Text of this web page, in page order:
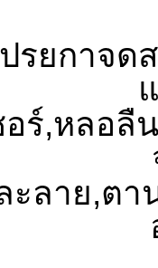
ปรยกาจ
อร์,หลอลื
ะลาย,ตา